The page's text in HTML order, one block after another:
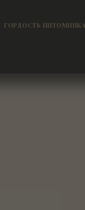
ГОРДОСТЬ ПИТОМНИКА